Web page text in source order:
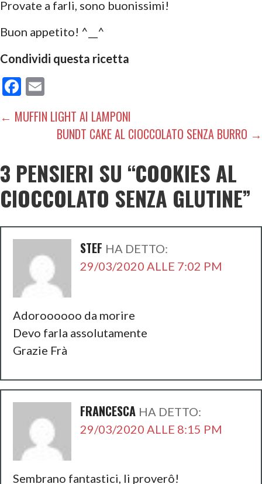
Provate a farli, sono buonissimi!
Buon appetito! ^__^
Condividi questa ricetta
F
e
o
o
k
ai
NAVIGAZIONE
ARTICOLI
← MUFFIN LIGHT AI LAMPONI
BUNDT CAKE AL CIOCCOLATO SENZA BURRO →
3 PENSIERI SU “COOKIES AL
CIOCCOLATO SENZA GLUTINE”
STEF HA DETTO:
29/03/2020 ALLE 7:02 PM
Adoroooooo da morire
Devo farla assolutamente
Grazie Frà
FRANCESCA HA DETTO:
29/03/2020 ALLE 8:15 PM
Sembrano fantastici, li proverô!